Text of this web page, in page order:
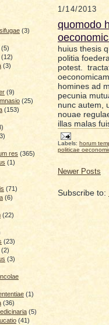
(3)
(5)
(12)
(3)
(9)
(25)
(153)
res (365)
(1)
(71)
(6)
(22)
(23)
(2)
(3)
(1)
(36)
(5)
(41)
1/14/2013
quomodo
huius thesis
politia
potest.
oeconomicam
homines ad
pecunia
nunc autem,
nouae
illas malas
Labels: horum
politicae
Newer Posts
Subscribe to: